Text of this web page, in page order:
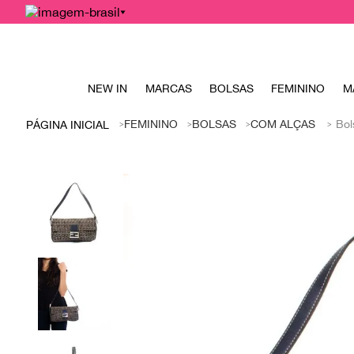
NEW IN MARCAS BOLSAS FEMININO
FEMININO BOLSAS COM ALÇAS